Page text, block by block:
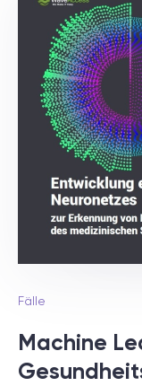
Fälle
Machine